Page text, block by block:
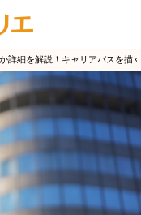
詳細を解説！キャリアパスを描